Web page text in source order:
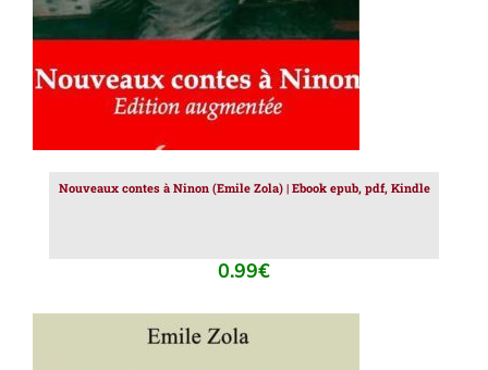
Nouveaux contes à Ninon (Emile Zola) | Ebook epub, pdf, Kindle
0.99€